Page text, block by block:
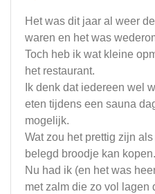
Het was dit jaar al weer
waren en het was
Toch heb ik wat kleine
het restaurant.
Ik denk dat iedereen wel
eten tijdens een sauna
mogelijk.
Wat zou het prettig zijn
belegd broodje kan kopen.
Nu had ik (en het was
met zalm die zo vol lagen